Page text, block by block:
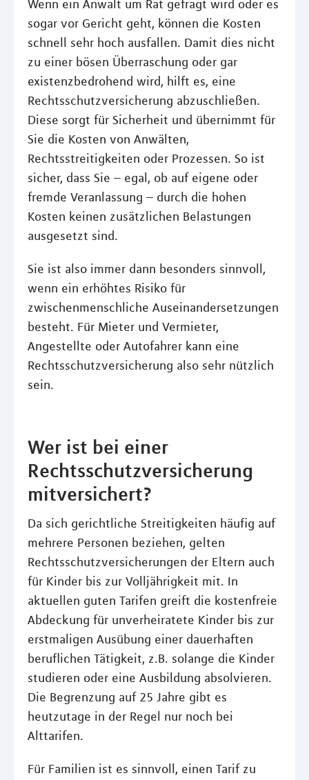
Wenn ein Anwalt um Rat gefragt wird oder es
sogar vor Gericht geht, können die Kosten
schnell sehr hoch ausfallen. Damit dies nicht
zu einer bösen Überraschung oder gar
existenzbedrohend wird, hilft es, eine
Rechtsschutzversicherung abzuschließen.
Diese sorgt für Sicherheit und übernimmt für
Sie die Kosten von Anwälten,
Rechtsstreitigkeiten oder Prozessen. So ist
sicher, dass Sie – egal, ob auf eigene oder
fremde Veranlassung – durch die hohen
Kosten keinen zusätzlichen Belastungen
ausgesetzt sind.
Sie ist also immer dann besonders sinnvoll,
wenn ein erhöhtes Risiko für
zwischenmenschliche Auseinandersetzungen
besteht. Für Mieter und Vermieter,
Angestellte oder Autofahrer kann eine
Rechtsschutzversicherung also sehr nützlich
sein.
Wer ist bei einer
Rechtsschutzversicherung
mitversichert?
Da sich gerichtliche Streitigkeiten häufig auf
mehrere Personen beziehen, gelten
Rechtsschutzversicherungen der Eltern auch
für Kinder bis zur Volljährigkeit mit. In
aktuellen guten Tarifen greift die kostenfreie
Abdeckung für unverheiratete Kinder bis zur
erstmaligen Ausübung einer dauerhaften
beruflichen Tätigkeit, z.B. solange die Kinder
studieren oder eine Ausbildung absolvieren.
Die Begrenzung auf 25 Jahre gibt es
heutzutage in der Regel nur noch bei
Alttarifen.
Für Familien ist es sinnvoll, einen Tarif zu